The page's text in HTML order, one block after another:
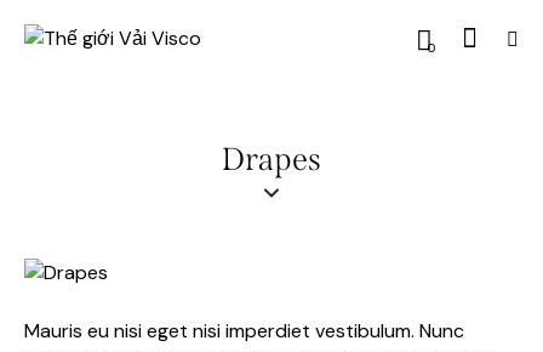
0
Drapes
Mauris eu nisi eget nisi imperdiet vestibulum. Nunc